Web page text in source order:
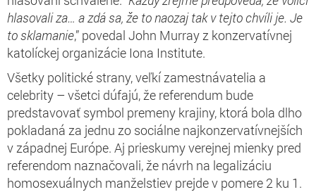
hlasovali za… a zdá sa, že to naozaj tak v tejto chvíli je. Je
to sklamanie,” povedal John Murray z konzervatívnej
katolíckej organizácie Iona Institute.
Všetky politické strany, veľkí zamestnávatelia a
celebrity – všetci dúfajú, že referendum bude
predstavovať symbol premeny krajiny, ktorá bola dlho
pokladaná za jednu zo sociálne najkonzervatívnejších
v západnej Európe. Aj prieskumy verejnej mienky pred
referendom naznačovali, že návrh na legalizáciu
homosexuálnych manželstiev prejde v pomere 2 ku 1.